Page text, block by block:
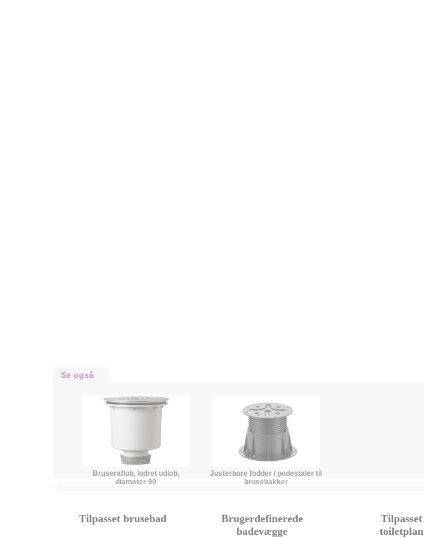
Se også
Bruseraflob, lodret udlob,
diameter 90
Justerbare fodder / pedestaler til
brusebakker
Tilpasset brusebad
Brugerdefinerede
badevægge
Tilpasset
toiletplan